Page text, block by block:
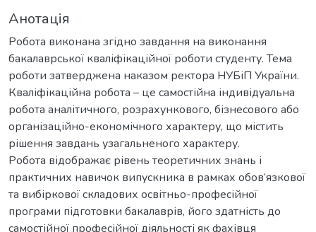
Анотація
Робота виконана згідно завдання на виконання
бакалаврської кваліфікаційної роботи студенту. Тема
роботи затверджена наказом ректора НУБіП України.
Кваліфікаційна робота – це самостійна індивідуальна
робота аналітичного, розрахункового, бізнесового або
організаційно-економічного характеру, що містить
рішення завдань узагальненого характеру.
Робота відображає рівень теоретичних знань і
практичних навичок випускника в рамках обов’язкової
та вибіркової складових освітньо-професійної
програми підготовки бакалаврів, його здатність до
самостійної професійної діяльності як фахівця